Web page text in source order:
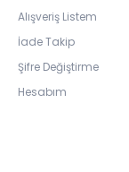
Alışveriş Listem
İade Takip
Şifre Değiştirme
Hesabım